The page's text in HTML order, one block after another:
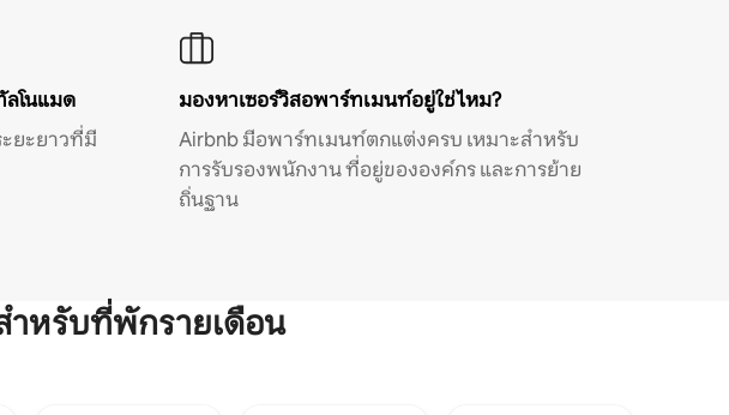
โนแมด
ยะยาวที่มี
มองหาเซอร์วิสอพาร์ทเมนท์อยู่ใช่ไหม?
Airbnb มีอพาร์ทเมนท์ตกแต่งครบ เหมาะสำหรับ
การรับรองพนักงาน ที่อยู่ขององค์กร และการย้าย
ถิ่นฐาน
หรับที่พักรายเดือน